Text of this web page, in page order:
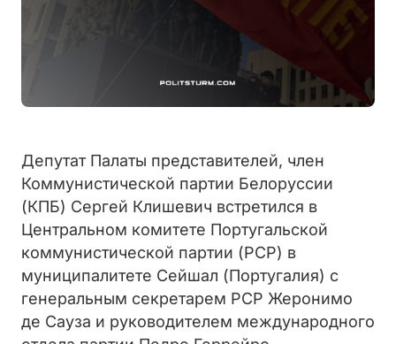
Депутат Палаты представителей, член
Коммунистической партии Белоруссии
(КПБ) Сергей Клишевич встретился в
Центральном комитете Португальской
коммунистической партии (PCP) в
муниципалитете Сейшал (Португалия) с
генеральным секретарем РСР Жеронимо
де Сауза и руководителем международного